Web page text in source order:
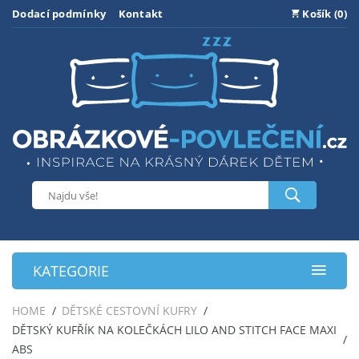
Dodací podmínky Kontakt Košík (0)
KATEGORIE
HOME
DĚTSKÉ CESTOVNÍ KUFRY
DĚTSKÝ KUFŘÍK NA KOLEČKÁCH LILO AND STITCH FACE MAXI
ABS